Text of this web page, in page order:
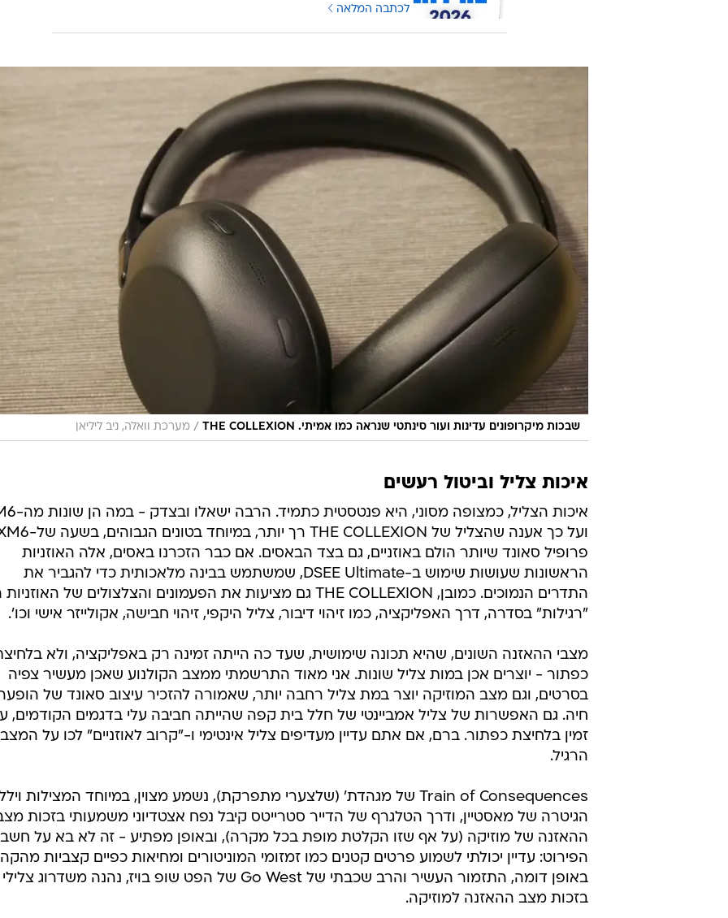
בדומה לאלה של מותגי סאונד אחרים.
השאלון שיעשה לכם סדר - מי המפלגה שהכי מתאימה
לעמדות שלכם?
שבכות מיקרופונים עדינות ועור סינתטי שנראה כמו אמיתי. THE COLLEXION / מערכת וואלה, ניב ליליאן
איכות צליל וביטול רעשים
פרופיל סאונד שיותר הולם באוזניים, גם בצד הבאסים. אם כבר הזכרנו באסים, אלה האוזניות
הראשונות שעושות שימוש ב-DSEE Ultimate, שמשתמש בבינה מלאכותית כדי להגביר את
"רגילות" בסדרה, דרך האפליקציה, כמו זיהוי דיבור, צליל היקפי, זיהוי חבישה, אקולייזר אישי וכו'.
מצבי ההאזנה השונים, שהיא תכונה שימושית, שעד כה הייתה זמינה רק באפליקציה, ולא
כפתור - יוצרים אכן במות צליל שונות. אני מאוד התרשמתי ממצב הקולנוע שאכן מעשיר צפיה
בסרטים, וגם מצב המוזיקה יוצר במת צליל רחבה יותר, שאמורה להזכיר עיצוב סאונד של
חיה. גם האפשרות של צליל אמביינטי של חלל בית קפה שהייתה חביבה עלי בדגמים הקודמים,
זמין בלחיצת כפתור. ברם, אם אתם עדיין מעדיפים צליל אינטימי ו-"קרוב לאוזניים" לכו על המצב